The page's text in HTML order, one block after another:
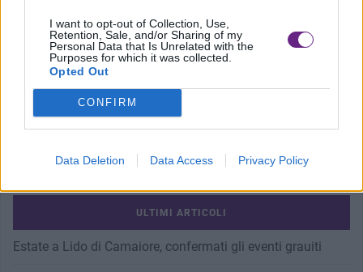
I want to opt-out of Collection, Use,
Retention, Sale, and/or Sharing of my
Personal Data that Is Unrelated with the
Purposes for which it was collected.
Opted Out
CONFIRM
Data Deletion Data Access Privacy Policy
Successivo
Incidenti sul lavoro: cade da 3 metri,
grave operaio
ULTIMI ARTICOLI
Estate a Lido di Camaiore, confermati gli eventi grauiti